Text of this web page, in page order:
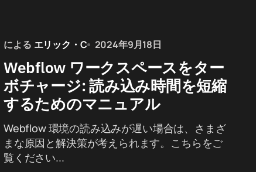
による エリック・C 2024年9月18日
Webflow ワークスペースをター
ボチャージ: 読み込み時間を短縮
するためのマニュアル
Webflow 環境の読み込みが遅い場合は、さまざ
まな原因と解決策が考えられます。こちらをご
覧ください...